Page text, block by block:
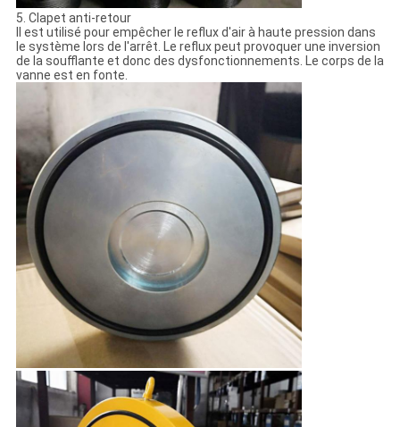
5. Clapet anti-retour
Il est utilisé pour empêcher le reflux d'air à haute pression dans
le système lors de l'arrêt. Le reflux peut provoquer une inversion
de la soufflante et donc des dysfonctionnements. Le corps de la
vanne est en fonte.